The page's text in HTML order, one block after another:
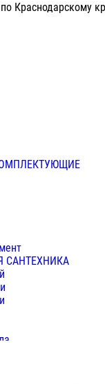
Краснодарскому
САНТЕХНИКА